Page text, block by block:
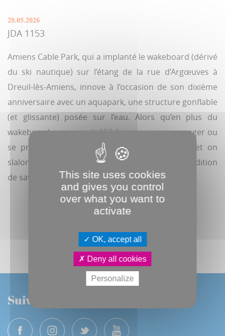
20.05.2026
JDA 1153
Amiens Cable Park, qui a implanté le wakeboard (dérivé
du ski nautique) sur l’étang de la rue d’Argœuves à
Dreuil-lès-Amiens, innove à l’occasion de son dixième
anniversaire avec un aquapark, une structure gonflable
(et glissante) posée sur l’eau. Alors qu’en plus du
wakeboard, on pouvait déjà boire un verre, manger ou
se prélasser, désormais on grimpe, on saute et on
slalome jusqu’au 15 septembre (dès 6 ans, à condition
de savoir nager, 12€ /h, 30€ la journée).
Suivez-nous
This site uses cookies
and gives you control
over what you want to
activate
OK, accept all
Deny all cookies
Personalize